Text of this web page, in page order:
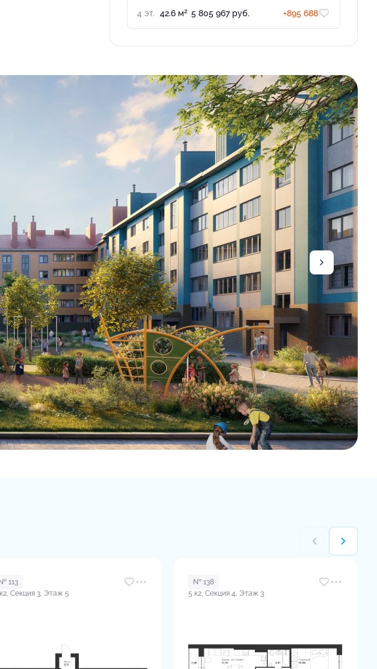
4 эт. 42.6 м2 5 805 967 руб. +895 688
№ 113
Секция 3, Этаж 5
№ 138
5 к2, Секция 4, Этаж 3